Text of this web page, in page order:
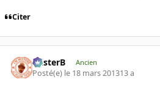
Citer
misterB Ancien
Posté(e) le 18 mars 201313 a